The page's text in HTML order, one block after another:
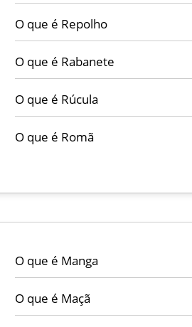
O que é Repolho
O que é Rabanete
O que é Rúcula
O que é Romã
O que é Manga
O que é Maçã